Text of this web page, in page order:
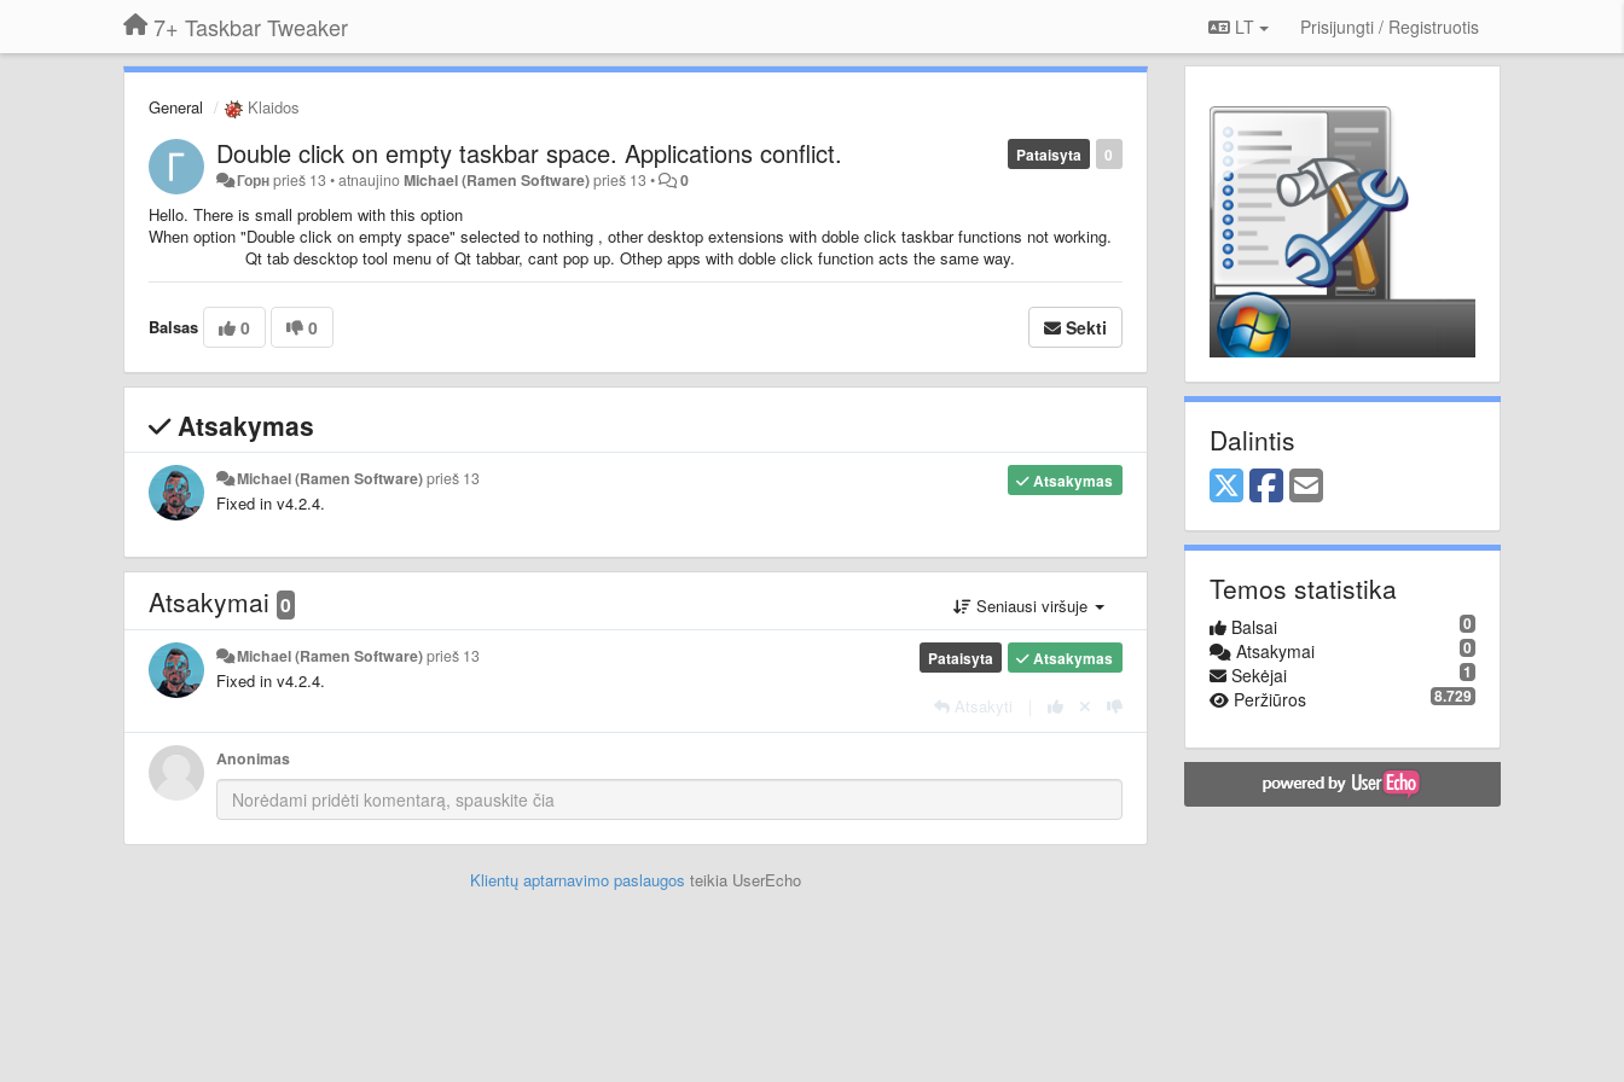
7+ Taskbar Tweaker LT Prisijungti / Registruotis
General Klaidos
0
Pataisyta
Double click on empty taskbar space. Applications conflict.
Горнprieš 13•atnaujinoMichael (Ramen Software)prieš 13• 0
Hello. There is small problem with this option
When option "Double click on empty space" selected to nothing , other desktop extensions with doble click taskbar functions not working.
Qt tab descktop tool menu of Qt tabbar, cant pop up. Othep apps with doble click function acts the same way.
Balsas 0 0 Sekti
Atsakymas
Atsakymas
Michael (Ramen Software)prieš 13
Fixed in v4.2.4.
Atsakymai 0 Seniausi viršuje
Atsakymas
Pataisyta
Michael (Ramen Software)prieš 13
Fixed in v4.2.4.
Atsakyti
Anonimas
Klientų aptarnavimo paslaugos teikia UserEcho
Dalintis
Temos statistika
0
Balsai
0
Atsakymai
1
Sekėjai
8.729
Peržiūros